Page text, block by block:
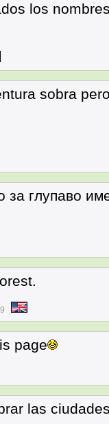
los
sobra
за глупаво
page
las